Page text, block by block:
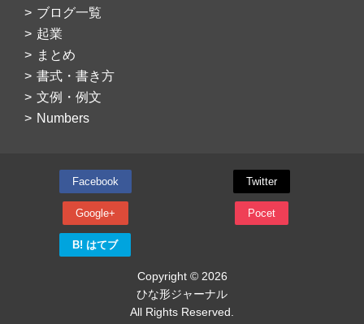
ブログ一覧
起業
まとめ
書式・書き方
文例・例文
Numbers
Facebook Twitter
Google+ Pocet
B! はてブ
Copyright © 2026
ひな形ジャーナル
All Rights Reserved.